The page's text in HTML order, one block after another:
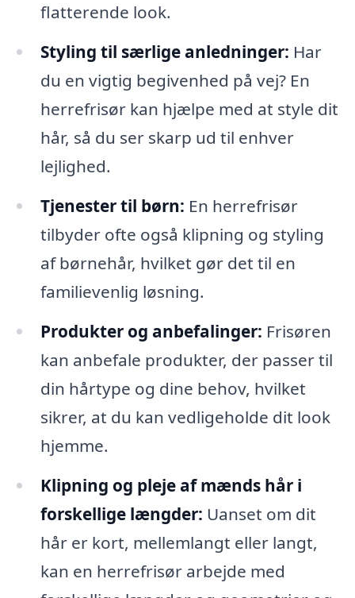
flatterende look.
Styling til særlige anledninger: Har
du en vigtig begivenhed på vej? En
herrefrisør kan hjælpe med at style dit
hår, så du ser skarp ud til enhver
lejlighed.
Tjenester til børn: En herrefrisør
tilbyder ofte også klipning og styling
af børnehår, hvilket gør det til en
familievenlig løsning.
Produkter og anbefalinger: Frisøren
kan anbefale produkter, der passer til
din hårtype og dine behov, hvilket
sikrer, at du kan vedligeholde dit look
hjemme.
Klipning og pleje af mænds hår i
forskellige længder: Uanset om dit
hår er kort, mellemlangt eller langt,
kan en herrefrisør arbejde med